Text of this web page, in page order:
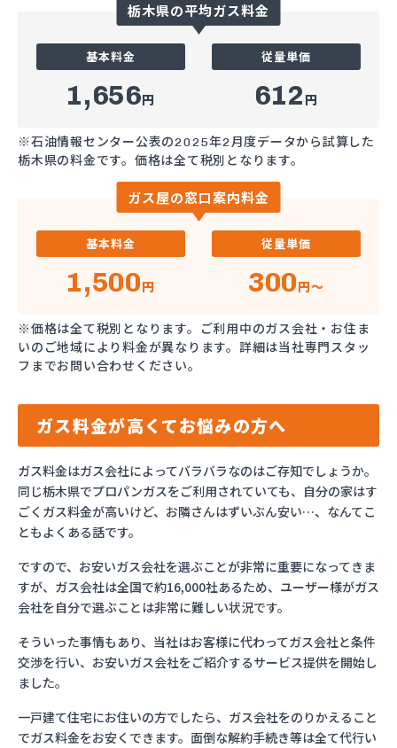
栃木県の平均ガス料金
基本料金
1,656円
従量単価
612 円
※石油情報センター公表の2025年2月度データから試算した
栃木県の料金です。価格は全て税別となります。
ガス屋の窓口案内料金
基本料金
1,500円
従量単価
300円～
※価格は全て税別となります。ご利用中のガス会社・お住ま
いのご地域により料金が異なります。詳細は当社専門スタッ
フまでお問い合わせください。
ガス料金が高くてお悩みの方へ
ガス料金はガス会社によってバラバラなのはご存知でしょうか。
同じ栃木県でプロパンガスをご利用されていても、自分の家はす
ごくガス料金が高いけど、お隣さんはずいぶん安い…、なんてこ
ともよくある話です。
ですので、お安いガス会社を選ぶことが非常に重要になってきま
すが、ガス会社は全国で約16,000社あるため、ユーザー様がガス
会社を自分で選ぶことは非常に難しい状況です。
そういった事情もあり、当社はお客様に代わってガス会社と条件
交渉を行い、お安いガス会社をご紹介するサービス提供を開始し
ました。
一戸建て住宅にお住いの方でしたら、ガス会社をのりかえること
でガス料金をお安くできます。面倒な解約手続き等は全て代行い